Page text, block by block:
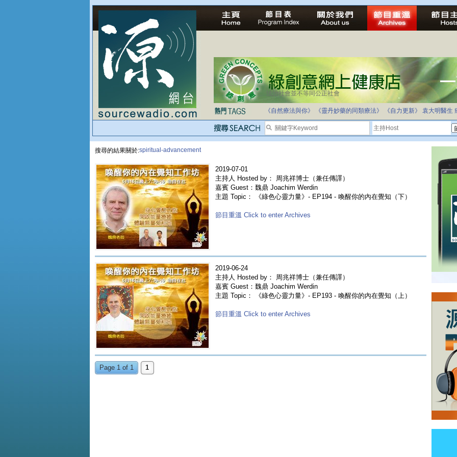
法治社會並不等同公正社會
《自然療法與你》 《靈丹妙藥的同類療法》 《自力更新》 袁大明醫生
搜尋的結果關於:spiritual-advancement
2019-07-01
主持人 Hosted by： 周兆祥博士（兼任傳譯）
嘉賓 Guest：魏鼎 Joachim Werdin
主題 Topic： 《綠色心靈力量》- EP194 - 喚醒你的內在覺知（下）
節目重溫 Click to enter Archives
2019-06-24
主持人 Hosted by： 周兆祥博士（兼任傳譯）
嘉賓 Guest：魏鼎 Joachim Werdin
主題 Topic： 《綠色心靈力量》- EP193 - 喚醒你的內在覺知（上）
節目重溫 Click to enter Archives
Page 1 of 1 1